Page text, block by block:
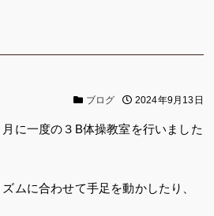
2024年9月13日
ブログ
に一度の３B体操教室を行いました
ムに合わせて手足を動かしたり、